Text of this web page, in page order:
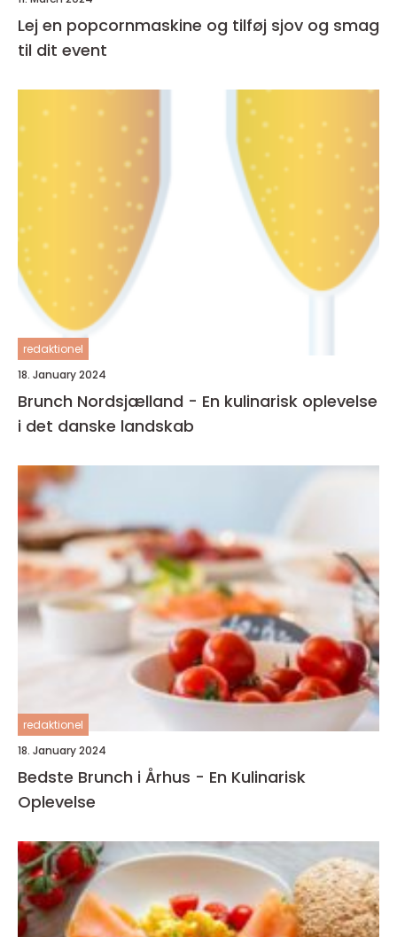
Lej en popcornmaskine og tilføj sjov og smag
til dit event
redaktionel
18. January 2024
Brunch Nordsjælland - En kulinarisk oplevelse
i det danske landskab
redaktionel
18. January 2024
Bedste Brunch i Århus - En Kulinarisk
Oplevelse